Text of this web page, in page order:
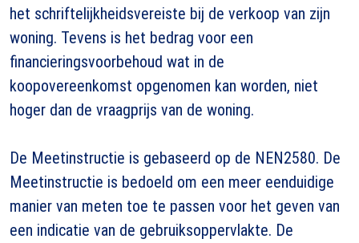
het schriftelijkheidsvereiste bij de verkoop van zijn
woning. Tevens is het bedrag voor een
financieringsvoorbehoud wat in de
koopovereenkomst opgenomen kan worden, niet
hoger dan de vraagprijs van de woning.
De Meetinstructie is gebaseerd op de NEN2580. De
Meetinstructie is bedoeld om een meer eenduidige
manier van meten toe te passen voor het geven van
een indicatie van de gebruiksoppervlakte. De